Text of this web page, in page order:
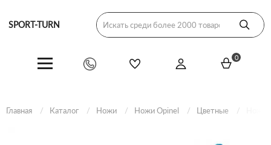
SPORT-TURN
0
Главная Каталог Ножи Ножи Opinel Цветные